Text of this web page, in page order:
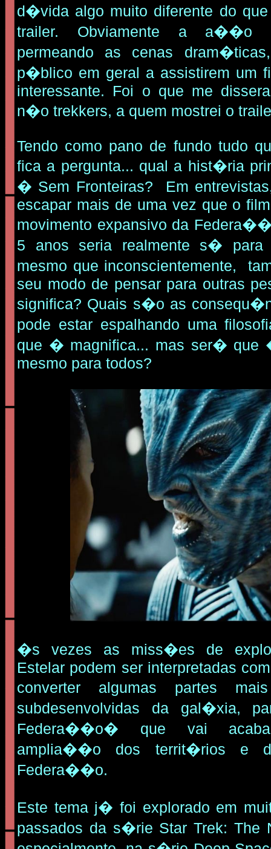
d�vida algo muito diferente do
trailer. Obviamente a a��o
permeando as cenas
p�blico em geral a assistirem um
interessante. Foi o que me
n�o trekkers, a quem mostrei o
Tendo como pano de fundo tudo
fica a pergunta... qual a hist�ria
� Sem Fronteiras? Em
escapar mais de uma vez que o
movimento expansivo da
5 anos seria realmente s� para
mesmo que inconscientemente,
seu modo de pensar para outras
significa? Quais s�o as
pode estar espalhando uma
que � magnifica... mas ser�
mesmo para todos?
�s vezes as miss�es de
Estelar podem ser interpretadas
converter algumas partes
subdesenvolvidas da gal�xia,
Federa��o� que vai
amplia��o dos territ�rios e
Federa��o.
Este tema j� foi explorado em
passados da s�rie Star Trek: The